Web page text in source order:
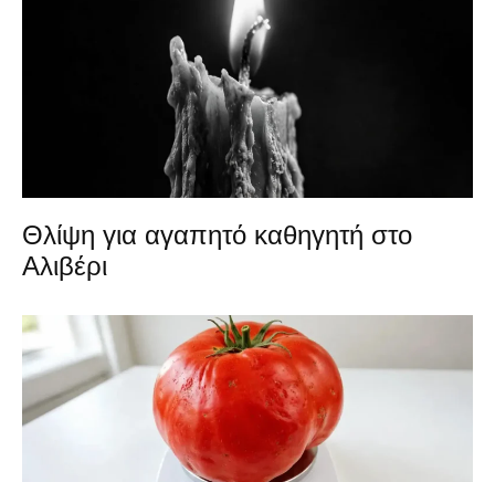
Θλίψη για αγαπητό καθηγητή στο
Αλιβέρι